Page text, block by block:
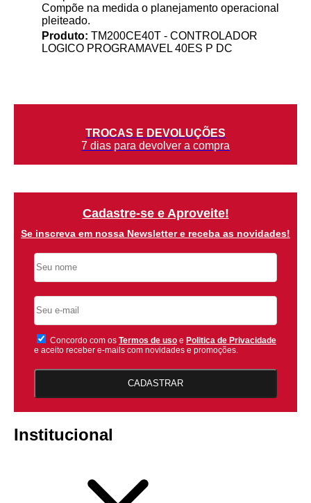
Compõe na medida o planejamento operacional
pleiteado.
Produto: TM200CE40T - CONTROLADOR
LOGICO PROGRAMAVEL 40ES P DC
TROCAS E DEVOLUÇÕES
7 dias para devolver a compra
Cadastre-se e Aproveite!
Se inscreva em nossa Newsletter e receba as novidades!
Concordo com os Termos de uso e Politica de Privacidade
e aceito receber e-mails com novidades e promoções.
CADASTRAR
Institucional